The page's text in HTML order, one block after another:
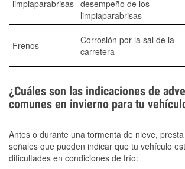
limpiaparabrisas desempeño de los
limpiaparabrisas
Frenos
Corrosión por la sal de la
carretera
¿Cuáles son las indicaciones de
comunes en invierno para tu
Antes o durante una tormenta de nieve,
señales que pueden indicar que tu vehículo
dificultades en condiciones de frío: